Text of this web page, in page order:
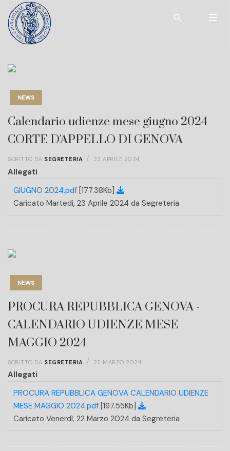
NEWS
Calendario udienze mese giugno 2024
CORTE D'APPELLO DI GENOVA
SCRITTO DA SEGRETERIA 23 APRILE 2024
Allegati
GIUGNO 2024.pdf [177.38Kb]
Caricato Martedì, 23 Aprile 2024 da Segreteria
NEWS
PROCURA REPUBBLICA GENOVA -
CALENDARIO UDIENZE MESE
MAGGIO 2024
SCRITTO DA SEGRETERIA 22 MARZO 2024
Allegati
PROCURA REPUBBLICA GENOVA CALENDARIO UDIENZE
MESE MAGGIO 2024.pdf [197.55Kb]
Caricato Venerdì, 22 Marzo 2024 da Segreteria